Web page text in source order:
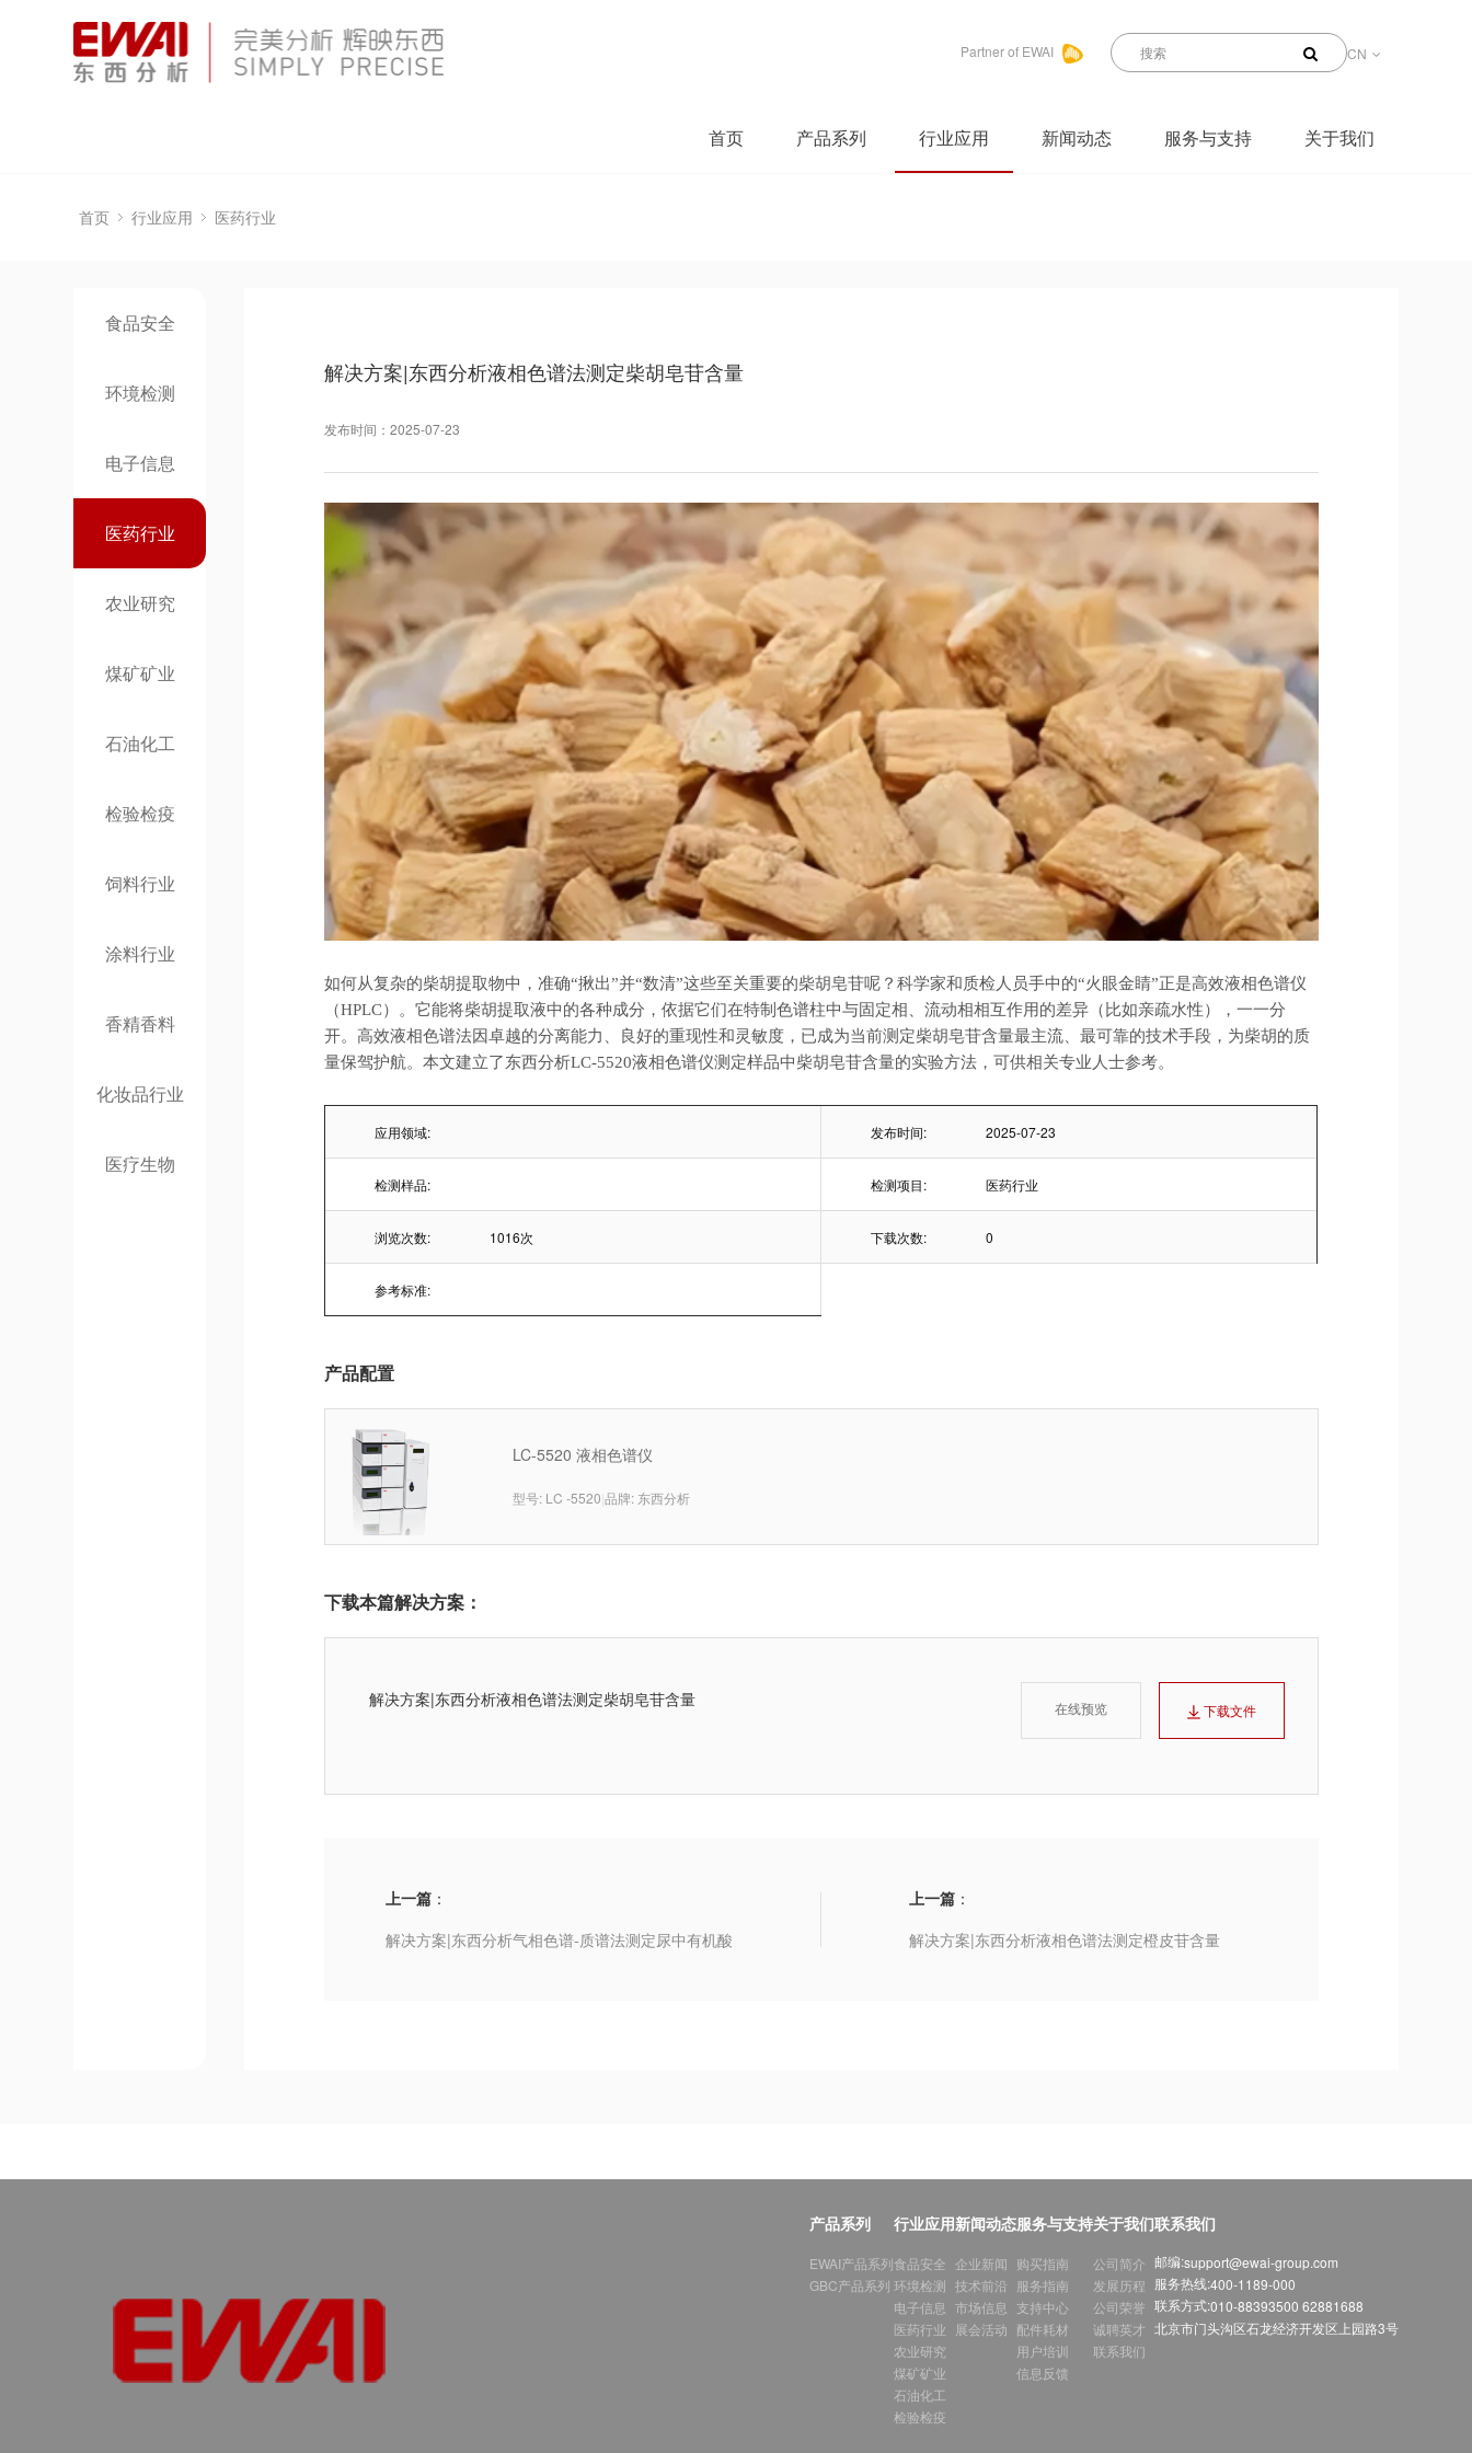
Partner of EWAI CN
首页 产品系列 行业应用 新闻动态 服务与支持 关于我们
首页 行业应用 医药行业
食品安全
环境检测
电子信息
医药行业
农业研究
煤矿矿业
石油化工
检验检疫
饲料行业
涂料行业
香精香料
化妆品行业
医疗生物
解决方案|东西分析液相色谱法测定柴胡皂苷含量
发布时间：2025-07-23
如何从复杂的柴胡提取物中，准确“揪出”并“数清”这些至关重要的柴胡皂苷呢？科学家和质检人员手中的“火眼金睛”正是高效液相色谱仪
（HPLC）。它能将柴胡提取液中的各种成分，依据它们在特制色谱柱中与固定相、流动相相互作用的差异（比如亲疏水性），一一分
开。高效液相色谱法因卓越的分离能力、良好的重现性和灵敏度，已成为当前测定柴胡皂苷含量最主流、最可靠的技术手段，为柴胡的质
量保驾护航。本文建立了东西分析LC-5520液相色谱仪测定样品中柴胡皂苷含量的实验方法，可供相关专业人士参考。
应用领域: 发布时间: 2025-07-23
检测样品: 检测项目: 医药行业
浏览次数: 1016次 下载次数: 0
参考标准:
产品配置
LC-5520 液相色谱仪
型号: LC -5520 品牌: 东西分析
下载本篇解决方案：
解决方案|东西分析液相色谱法测定柴胡皂苷含量 在线预览 下载文件
上一篇 ：
解决方案|东西分析气相色谱-质谱法测定尿中有机酸
上一篇：
解决方案|东西分析液相色谱法测定橙皮苷含量
产品系列
EWAI产品系列
GBC产品系列
行业应用
食品安全
环境检测
电子信息
医药行业
农业研究
煤矿矿业
石油化工
检验检疫
新闻动态
企业新闻
技术前沿
市场信息
展会活动
服务与支持
购买指南
服务指南
支持中心
配件耗材
用户培训
信息反馈
关于我们
公司简介
发展历程
公司荣誉
诚聘英才
联系我们
联系我们
邮编:support@ewai-group.com
服务热线:400-1189-000
联系方式:010-88393500 62881688
北京市门头沟区石龙经济开发区上园路3号